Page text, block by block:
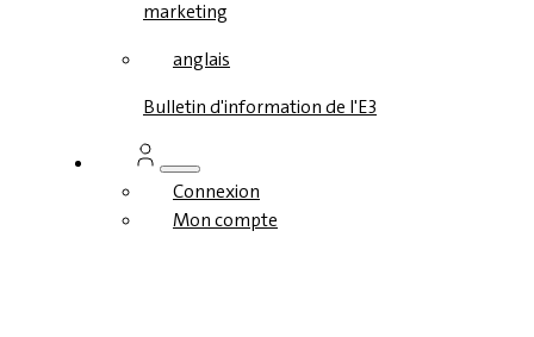
marketing
anglais
Bulletin d'information de l'E3
Connexion
Mon compte